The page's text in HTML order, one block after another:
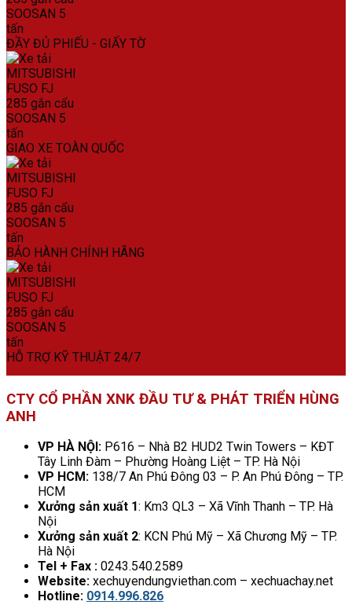
ĐẦY ĐỦ PHIẾU - GIẤY TỜ
GIAO XE TOÀN QUỐC
BẢO HÀNH CHÍNH HÃNG
HỖ TRỢ KỸ THUẬT 24/7
CTY CỔ PHẦN XNK ĐẦU TƯ & PHÁT TRIỂN HÙNG
ANH
VP HÀ NỘI: P616 – Nhà B2 HUD2 Twin Towers – KĐT
Tây Linh Đàm – Phường Hoàng Liệt – TP. Hà Nội
VP HCM: 138/7 An Phú Đông 03 – P. An Phú Đông – TP.
HCM
Xưởng sản xuất 1: Km3 QL3 – Xã Vĩnh Thanh – TP. Hà
Nội
Xưởng sản xuất 2: KCN Phú Mỹ – Xã Chương Mỹ – TP.
Hà Nội
Tel + Fax : 0243.540.2589
Website: xechuyendungviethan.com – xechuachay.net
Hotline: 0914.996.826